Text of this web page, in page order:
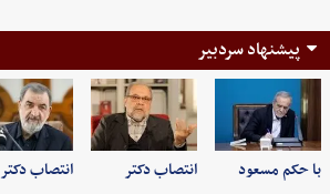
پیشنهاد سردبیر
با حکم مسعود
انتصاب دکتر
انتصاب دکتر